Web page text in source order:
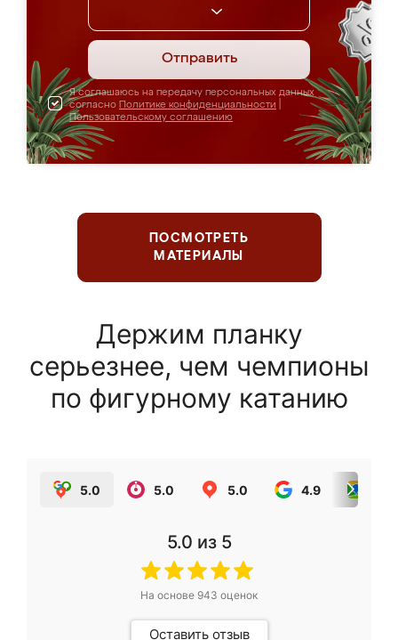
Отправить
Я соглашаюсь на передачу персональных данных
согласно Политике конфиденциальности
Пользовательскому соглашению
ПОСМОТРЕТЬ
МАТЕРИАЛЫ
Держим планку
серьезнее, чем чемпионы
по фигурному катанию
5.0 5.0 5.0 4.9
5.0 из 5
На основе 943 оценок
Оставить отзыв